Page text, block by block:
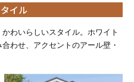
イル
わいらしいスタイル。ホワイト
わせ、アクセントのアール壁・